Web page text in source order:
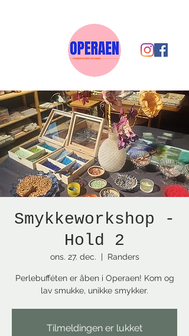
Smykkeworkshop -
Hold 2
ons. 27. dec.
  |
Randers
Perlebufféten er åben i Operaen! Kom og
lav smukke, unikke smykker.
Tilmeldingen er lukket